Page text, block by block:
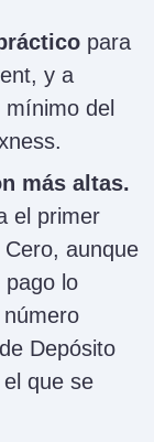
para
y a
del
más altas.
el primer
aunque
pago lo
Depósito
que se